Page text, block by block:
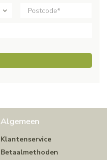
Algemeen
Klantenservice
Betaalmethoden